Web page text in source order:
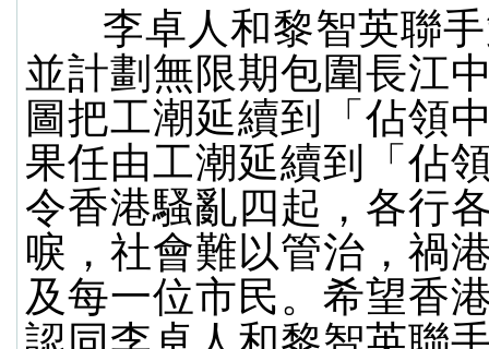
李卓人和黎智英聯
並計劃無限期包圍長江
圖把工潮延續到「佔領
果任由工潮延續到「佔
令香港騷亂四起，各行
唳，社會難以管治，禍
及每一位市民。希望香